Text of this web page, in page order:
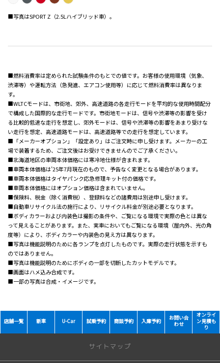
■写真はSPORT Z（2.5Lハイブリッド車）。
■燃料消費率は定められた試験条件のもとでの値です。お客様の使用環境（気象、
渋滞等）や運転方法（急発進、エアコン使用等）に応じて燃料消費率は異なりま
す。
■WLTCモードは、市街地、郊外、高速道路の各走行モードを平均的な使用時間配分
で構成した国際的な走行モードです。市街地モードは、信号や渋滞等の影響を受け
る比較的低速な走行を想定し、郊外モードは、信号や渋滞等の影響をあまり受けな
い走行を想定、高速道路モードは、高速道路等での走行を想定しています。
■「メーカーオプション」「設定あり」はご注文時に申し受けます。メーカーの工
場で装着するため、ご注文後はお受けできませんのでご了承ください。
■北海道地区の車両本体価格には寒冷地仕様が含まれます。
■車両本体価格は'25年7月現在のもので、予告なく変更となる場合があります。
■車両本体価格はタイヤパンク応急修理キット付の価格です。
■車両本体価格にはオプション価格は含まれていません。
■保険料、税金（除く消費税）、登録料などの諸費用は別途申し受けます。
■自動車リサイクル法の施行により、リサイクル料金が別途必要となります。
■ボディカラーおよび内装色は撮影の条件や、ご覧になる環境で実際の色とは異な
って見えることがあります。また、実車においてもご覧になる環境（屋内外、光の角
度等）により、ボディカラーや内装色の見え方は異なります。
■写真は機能説明のために各ランプを点灯したものです。実際の走行状態を示すも
のではありません。
■写真は機能説明のためにボディの一部を切断したカットモデルです。
■画面はハメ込み合成です。
■一部の写真は合成・イメージです。
店舗一覧 新車 U-Car 試乗予約 商談予約 入庫予約
お問い合
わせ
オンライ
ン見積も
り
サイトマップ